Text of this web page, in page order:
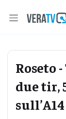
Roseto
due tir,
sull’A14